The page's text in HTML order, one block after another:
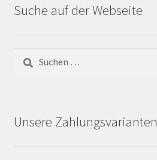
Suche auf der Webseite
Suchen
nach:
Unsere Zahlungsvarianten